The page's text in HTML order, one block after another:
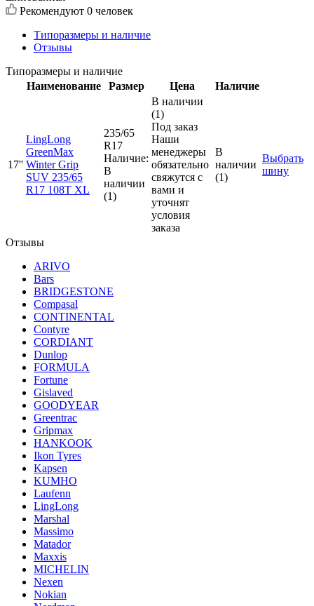
Рекомендуют 0 человек
Типоразмеры и наличие
Отзывы
Типоразмеры и наличие
Наименование
Размер Цена Наличие
17''
LingLong
GreenMax
Winter Grip
SUV 235/65
R17 108T XL
235/65
R17
Наличие:
В
наличии
(1)
В наличии
(1)
Под заказ
Наши
менеджеры
обязательно
свяжутся с
вами и
уточнят
условия
заказа
В
наличии
(1)
Выбрать
шину
Отзывы
ARIVO
Bars
BRIDGESTONE
Compasal
CONTINENTAL
Contyre
CORDIANT
Dunlop
FORMULA
Fortune
Gislaved
GOODYEAR
Greentrac
Gripmax
HANKOOK
Ikon Tyres
Kapsen
KUMHO
Laufenn
LingLong
Marshal
Massimo
Matador
Maxxis
MICHELIN
Nexen
Nokian